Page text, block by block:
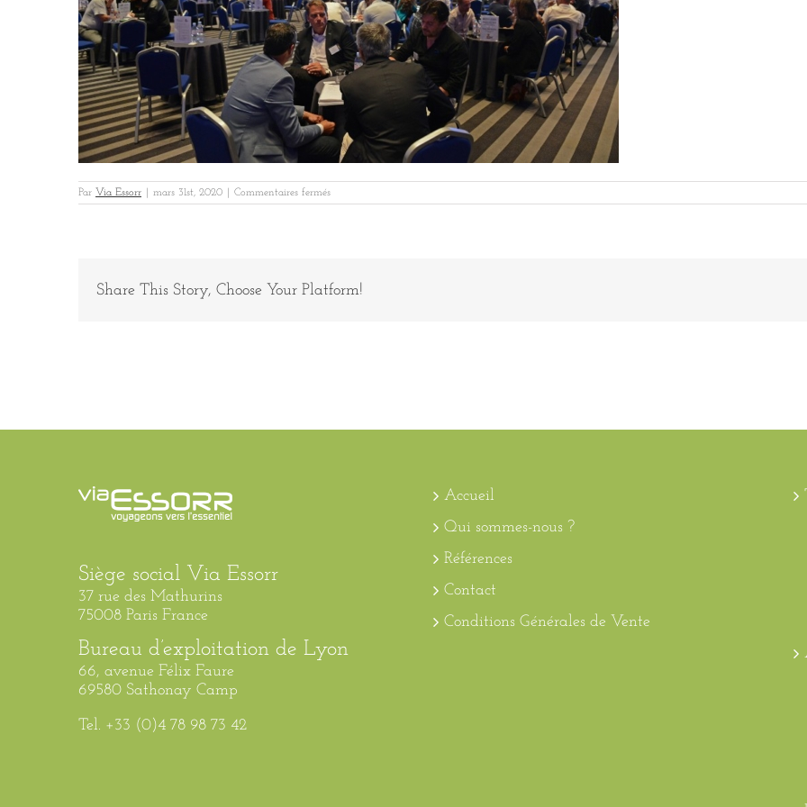
Par Via Essorr mars 31st, 2020 Commentaires ferméssur
BatiMonaco
Share This Story, Choose Your Platform!
Siège social Via Essorr
37 rue des Mathurins
75008 Paris France
Bureau d’exploitation de Lyon
66, avenue Félix Faure
69580 Sathonay Camp
Tel. +33 (0)4 78 98 73 42
Accueil
Qui sommes-nous ?
Références
Contact
Conditions Générales de Vente